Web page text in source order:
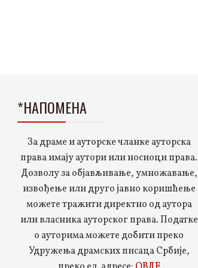
*НАПОМЕНА
За драме и ауторске чланке ауторска
права имају аутори или носиоци права.
Дозволу за објављивање, умножавање,
извођење или друго јавно коришћење
можете тражити директно од аутора
или власника ауторског права. Податке
о ауторима можете добити преко
Удружења драмских писаца Србије,